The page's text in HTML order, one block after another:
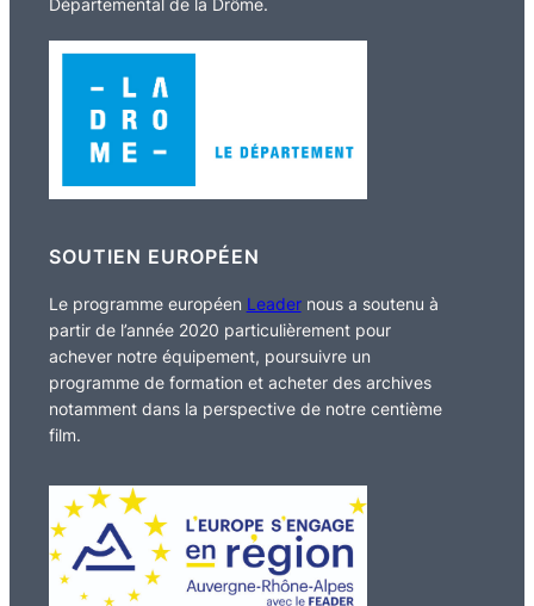
Départemental de la Drôme.
SOUTIEN EUROPÉEN
Le programme européen Leadernous a soutenu à
partir de l’année 2020 particulièrement pour
achever notre équipement, poursuivre un
programme de formation et acheter des archives
notamment dans la perspective de notre centième
film.